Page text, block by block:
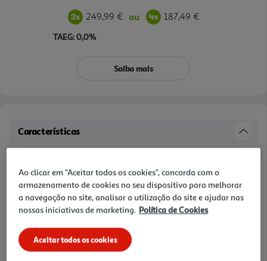
249,99 € ou 187,49 €
TAEG: 0,0%
Saiba mais
Características
6.2 "
Processador
Capacidade de memória RAM
Ao clicar em "Aceitar todos os cookies", concorda com o
armazenamento de cookies no seu dispositivo para melhorar
a navegação no site, analisar a utilização do site e ajudar nas
nossas iniciativas de marketing. Política de Cookies
Aceitar todos os cookies